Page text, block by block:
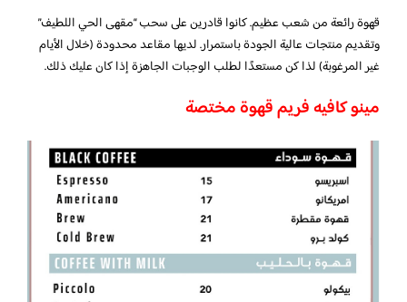
قهوة رائعة من شعب عظيم. كانوا قادرين على سحب “مقهى الحي اللطيف”
وتقديم منتجات عالية الجودة باستمرار. لديها مقاعد محدودة (خلال الأيام
غير المرغوبة) لذا كن مستعدًا لطلب الوجبات الجاهزة إذا كان عليك ذلك.
مينو كافيه فريم قهوة مختصة